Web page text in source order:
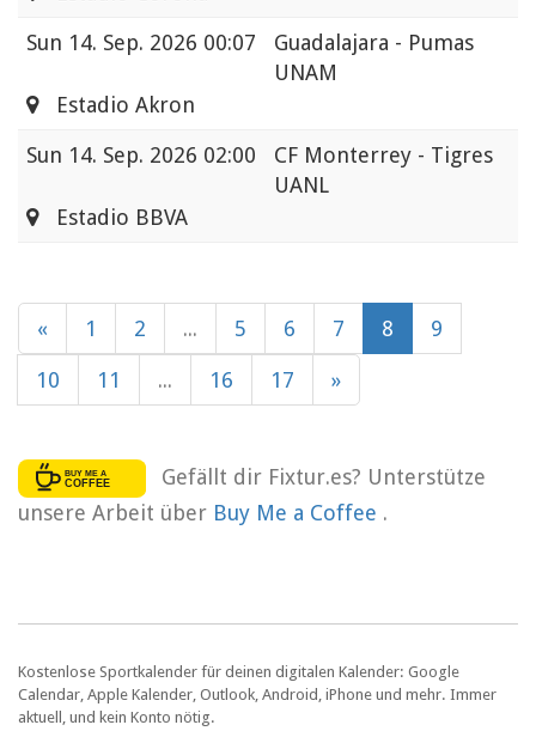
Sun 14. Sep. 2026 00:07
Guadalajara - Pumas
UNAM
Estadio Akron
Sun 14. Sep. 2026 02:00
CF Monterrey - Tigres
UANL
Estadio BBVA
« 1 2 ... 5 6 7 8 9
10 11 ... 16 17 »
Gefällt dir Fixtur.es? Unterstütze
unsere Arbeit über Buy Me a Coffee .
Kostenlose Sportkalender für deinen digitalen Kalender: Google
Calendar, Apple Kalender, Outlook, Android, iPhone und mehr. Immer
aktuell, und kein Konto nötig.